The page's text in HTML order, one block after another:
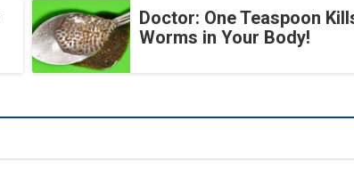
Doctor: One Teaspoon
Worms in Your Body!